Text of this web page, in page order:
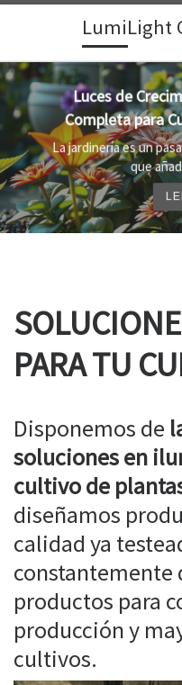
Skip to contentLumiLight
Lámparas
Al cultivar
PARA TU
Disponemos de
soluciones en
cultivo de
diseñamos
calidad ya
constantemente
productos para
producción y
cultivos.